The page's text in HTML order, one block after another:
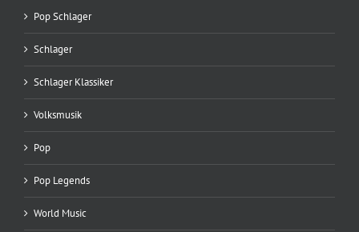
Pop Schlager
Schlager
Schlager Klassiker
Volksmusik
Pop
Pop Legends
World Music